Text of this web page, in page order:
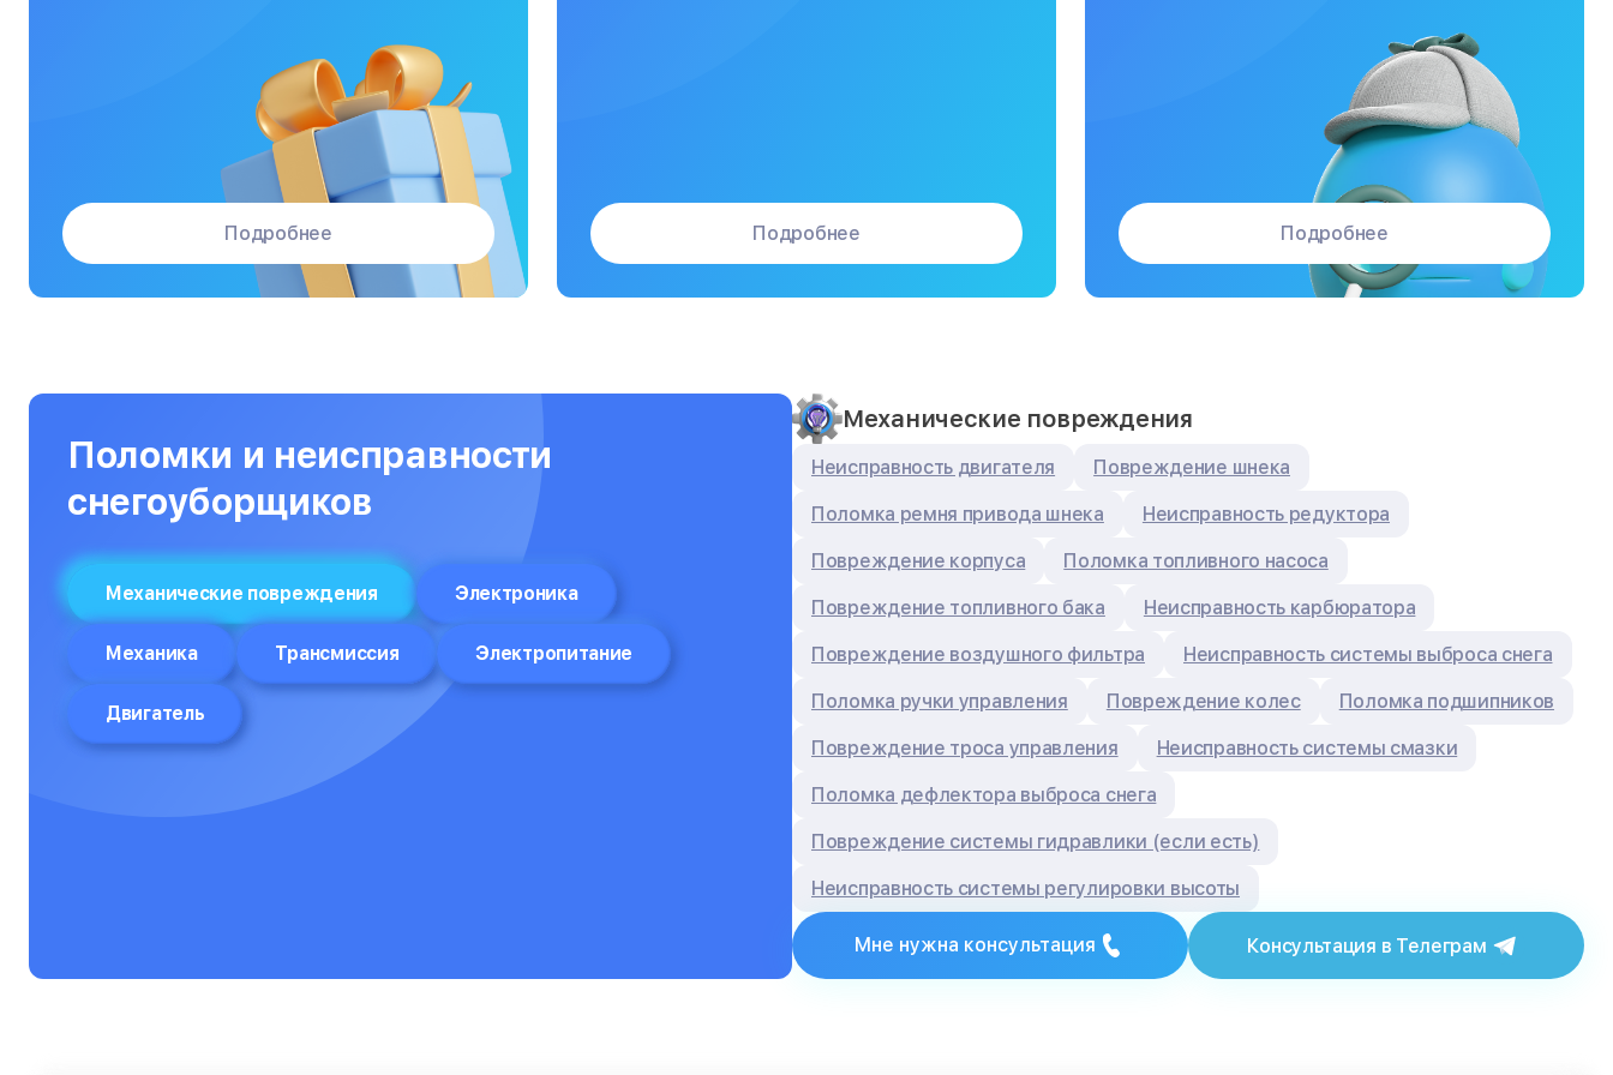
Микроволновые печи
Морозильные камеры
Оптические прицелы
Компьютеры
Пароварки
Планшеты
Посудомоечные машины
Подробнее Подробнее Подробнее
Поломки и неисправности
снегоуборщиков
Механические повреждения Электроника
Механика Трансмиссия Электропитание
Двигатель
Механические повреждения
Неисправность двигателя Повреждение шнека
Поломка ремня привода шнека Неисправность редуктора
Повреждение корпуса Поломка топливного насоса
Повреждение топливного бака Неисправность карбюратора
Повреждение воздушного фильтра Неисправность системы выброса снега
Поломка ручки управления Повреждение колес Поломка подшипников
Повреждение троса управления Неисправность системы смазки
Поломка дефлектора выброса снега
Повреждение системы гидравлики (если есть)
Неисправность системы регулировки высоты
Мне нужна консультация Консультация в Телеграм